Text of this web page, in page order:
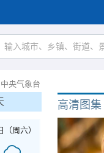
央气象台
（周六）
高清图集